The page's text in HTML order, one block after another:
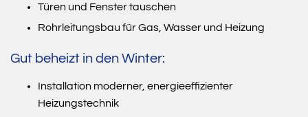
Türen und Fenster tauschen
Rohrleitungsbau für Gas, Wasser und Heizung
Gut beheizt in den Winter:
Installation moderner, energieeffizienter
Heizungstechnik